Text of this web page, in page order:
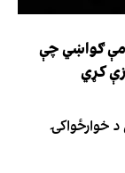
مې ګواښي چې
کړي
خوارځواکۍ